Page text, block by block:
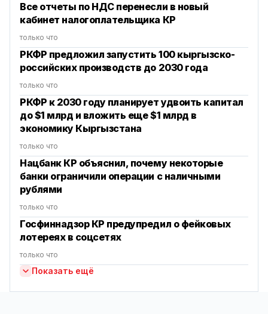
Все отчеты по НДС перенесли в новый
кабинет налогоплательщика КР
только что
РКФР предложил запустить 100 кыргызско-
российских производств до 2030 года
только что
РКФР к 2030 году планирует удвоить капитал
до $1 млрд и вложить еще $1 млрд в
экономику Кыргызстана
только что
Нацбанк КР объяснил, почему некоторые
банки ограничили операции с наличными
рублями
только что
Госфиннадзор КР предупредил о фейковых
лотереях в соцсетях
только что
Показать ещё